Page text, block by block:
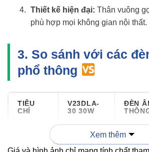
Thiết kế hiện đại: Thân vuông
phù hợp mọi không gian nội thất.
3. So sánh với các
phổ thông
TIÊU
CHÍ
V23DLA-
30 30W
ĐÈN
suất
Xem thêm